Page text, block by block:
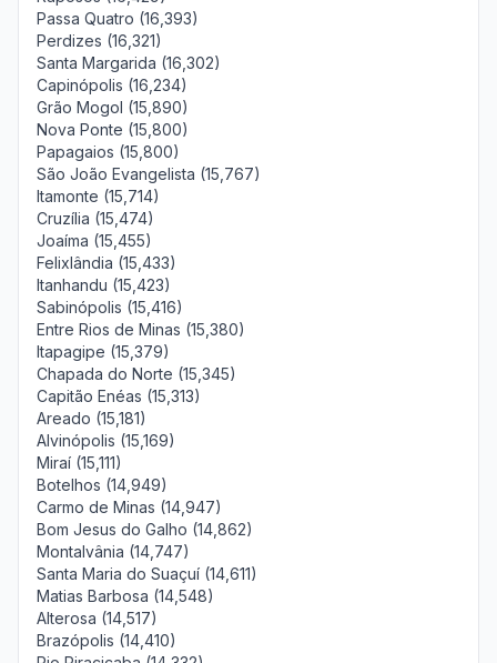
Passa Quatro (16,393)
Perdizes (16,321)
Santa Margarida (16,302)
Capinópolis (16,234)
Grão Mogol (15,890)
Nova Ponte (15,800)
Papagaios (15,800)
São João Evangelista (15,767)
Itamonte (15,714)
Cruzília (15,474)
Joaíma (15,455)
Felixlândia (15,433)
Itanhandu (15,423)
Sabinópolis (15,416)
Entre Rios de Minas (15,380)
Itapagipe (15,379)
Chapada do Norte (15,345)
Capitão Enéas (15,313)
Areado (15,181)
Alvinópolis (15,169)
Miraí (15,111)
Botelhos (14,949)
Carmo de Minas (14,947)
Bom Jesus do Galho (14,862)
Montalvânia (14,747)
Santa Maria do Suaçuí (14,611)
Matias Barbosa (14,548)
Alterosa (14,517)
Brazópolis (14,410)